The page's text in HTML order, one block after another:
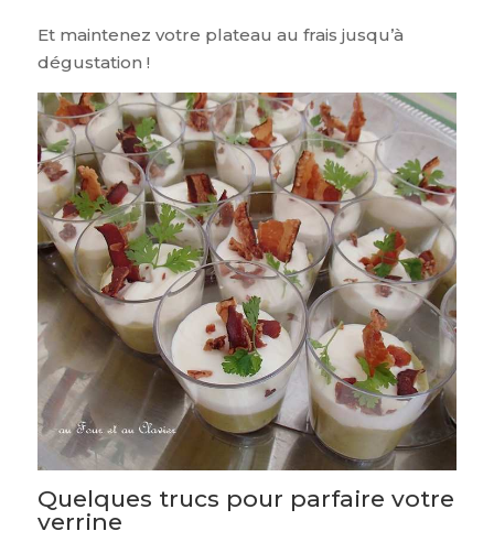
Et maintenez votre plateau au frais jusqu’à
dégustation !
Quelques trucs pour parfaire votre
verrine